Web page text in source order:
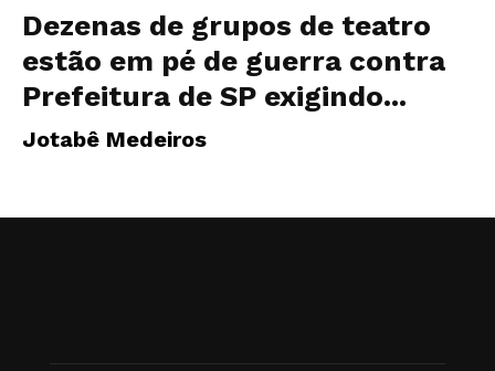
Dezenas de grupos de teatro
estão em pé de guerra contra
Prefeitura de SP exigindo...
Jotabê Medeiros